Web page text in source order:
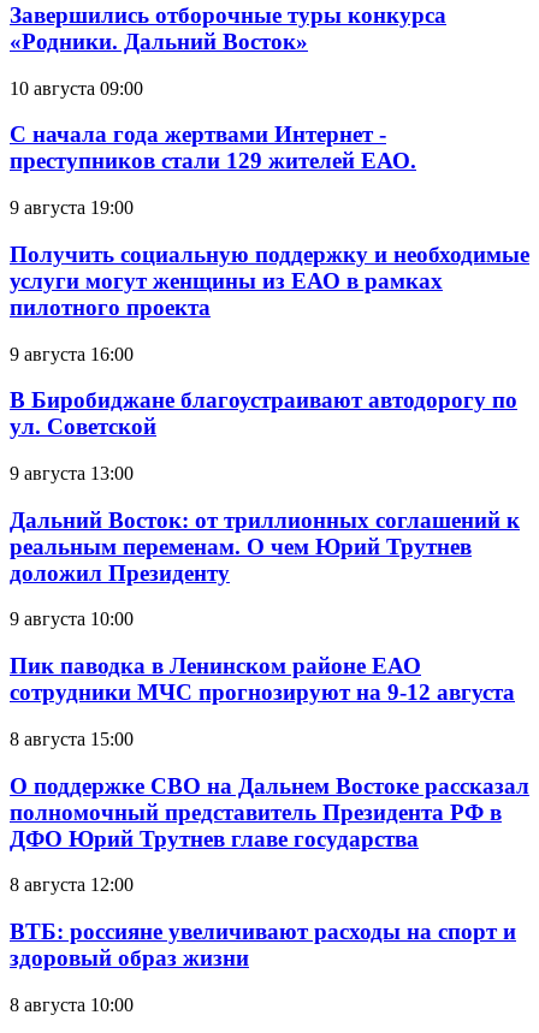
Завершились отборочные туры конкурса
«Родники. Дальний Восток»
10 августа 09:00
С начала года жертвами Интернет -
преступников стали 129 жителей ЕАО.
9 августа 19:00
Получить социальную поддержку и необходимые
услуги могут женщины из ЕАО в рамках
пилотного проекта
9 августа 16:00
В Биробиджане благоустраивают автодорогу по
ул. Советской
9 августа 13:00
Дальний Восток: от триллионных соглашений к
реальным переменам. О чем Юрий Трутнев
доложил Президенту
9 августа 10:00
Пик паводка в Ленинском районе ЕАО
сотрудники МЧС прогнозируют на 9-12 августа
8 августа 15:00
О поддержке СВО на Дальнем Востоке рассказал
полномочный представитель Президента РФ в
ДФО Юрий Трутнев главе государства
8 августа 12:00
ВТБ: россияне увеличивают расходы на спорт и
здоровый образ жизни
8 августа 10:00